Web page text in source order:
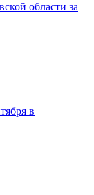
области за
в